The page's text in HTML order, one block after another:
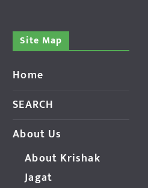
Site Map
Home
SEARCH
About Us
About Krishak
Jagat